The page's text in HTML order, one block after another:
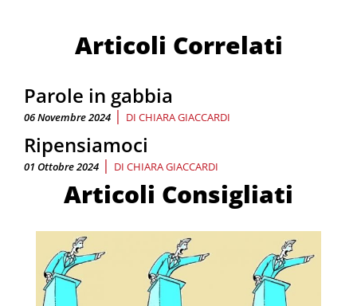
Articoli Correlati
Parole in gabbia
06 Novembre 2024 | DI CHIARA GIACCARDI
Ripensiamoci
01 Ottobre 2024 | DI CHIARA GIACCARDI
Articoli Consigliati